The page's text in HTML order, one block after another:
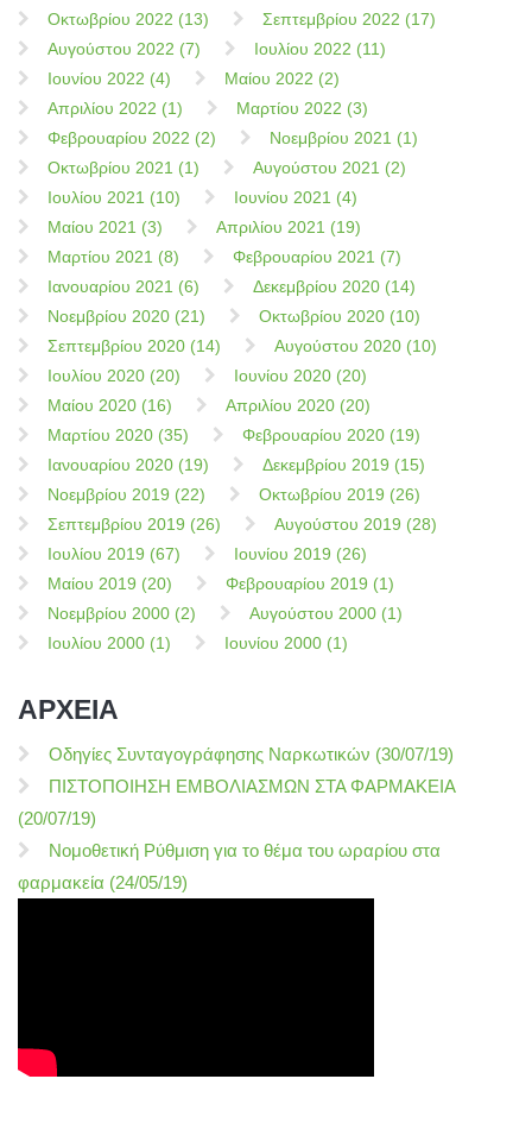
Οκτωβρίου 2022 (13)
Σεπτεμβρίου 2022 (17)
Αυγούστου 2022 (7)
Ιουλίου 2022 (11)
Ιουνίου 2022 (4)
Μαίου 2022 (2)
Απριλίου 2022 (1)
Μαρτίου 2022 (3)
Φεβρουαρίου 2022 (2)
Νοεμβρίου 2021 (1)
Οκτωβρίου 2021 (1)
Αυγούστου 2021 (2)
Ιουλίου 2021 (10)
Ιουνίου 2021 (4)
Μαίου 2021 (3)
Απριλίου 2021 (19)
Μαρτίου 2021 (8)
Φεβρουαρίου 2021 (7)
Ιανουαρίου 2021 (6)
Δεκεμβρίου 2020 (14)
Νοεμβρίου 2020 (21)
Οκτωβρίου 2020 (10)
Σεπτεμβρίου 2020 (14)
Αυγούστου 2020 (10)
Ιουλίου 2020 (20)
Ιουνίου 2020 (20)
Μαίου 2020 (16)
Απριλίου 2020 (20)
Μαρτίου 2020 (35)
Φεβρουαρίου 2020 (19)
Ιανουαρίου 2020 (19)
Δεκεμβρίου 2019 (15)
Νοεμβρίου 2019 (22)
Οκτωβρίου 2019 (26)
Σεπτεμβρίου 2019 (26)
Αυγούστου 2019 (28)
Ιουλίου 2019 (67)
Ιουνίου 2019 (26)
Μαίου 2019 (20)
Φεβρουαρίου 2019 (1)
Νοεμβρίου 2000 (2)
Αυγούστου 2000 (1)
Ιουλίου 2000 (1)
Ιουνίου 2000 (1)
ΑΡΧΕΙΑ
Οδηγίες Συνταγογράφησης Ναρκωτικών (30/07/19)
ΠΙΣΤΟΠΟΙΗΣΗ ΕΜΒΟΛΙΑΣΜΩΝ ΣΤΑ ΦΑΡΜΑΚΕΙΑ
(20/07/19)
Νομοθετική Ρύθμιση για το θέμα του ωραρίου στα
φαρμακεία (24/05/19)